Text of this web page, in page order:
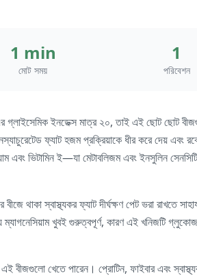
1 min
মোট সময়
1
পরিবেশন
এর গ্লাইসেমিক ইনডেক্স মাত্র ২০, তাই এই ছোট ছোট
ফ্যাট হজম প্রক্রিয়াকে ধীর করে দেয় এবং
এবং ভিটামিন ই—যা মেটাবলিজম এবং ইনসুলিন
থাকা স্বাস্থ্যকর ফ্যাট দীর্ঘক্ষণ পেট ভরা রাখতে
ম্যাগনেসিয়াম খুবই গুরুত্বপূর্ণ, কারণ এই খনিজটি
বীজগুলো খেতে পারেন। প্রোটিন, ফাইবার এবং